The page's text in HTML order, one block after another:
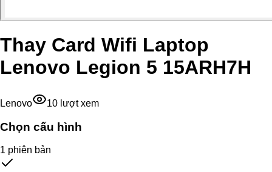
Thay Card Wifi Laptop
Lenovo Legion 5 15ARH7H
Lenovo 10 lượt xem
Chọn cấu hình
1 phiên bản